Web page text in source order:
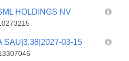
HOLDINGS NV
SAU|3,38|2027-03-15